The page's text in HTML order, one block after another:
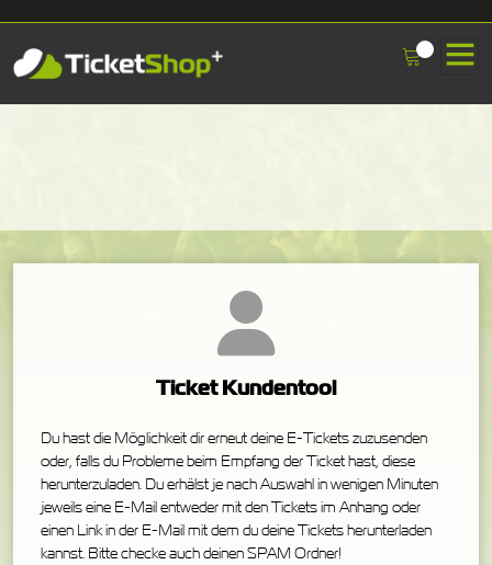
Ticket Kundentool
Du hast die Möglichkeit dir erneut deine E-Tickets zuzusenden
oder, falls du Probleme beim Empfang der Ticket hast, diese
herunterzuladen. Du erhälst je nach Auswahl in wenigen Minuten
jeweils eine E-Mail entweder mit den Tickets im Anhang oder
einen Link in der E-Mail mit dem du deine Tickets herunterladen
kannst. Bitte checke auch deinen SPAM Ordner!